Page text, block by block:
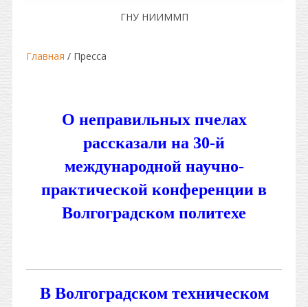
ГНУ НИИММП
Главная / Пресса
О неправильных пчелах
рассказали на 30-й
международной научно-
практической конференции в
Волгоградском политехе
В Волгоградском техническом